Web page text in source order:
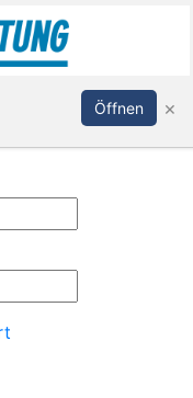
Anmelden
Öffnen ×